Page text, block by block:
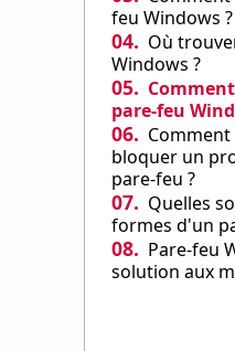
feu Windows ?
04. Où
Windows ?
05.
pare-feu
06.
bloquer un
pare-feu ?
07. Quelles
formes d'un
08. Pare-feu
solution aux